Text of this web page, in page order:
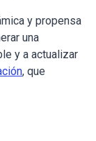
y propensa
una
y a actualizar
, que